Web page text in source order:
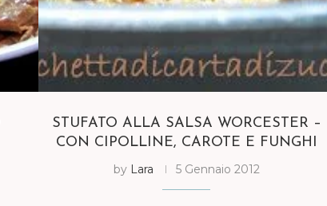
STUFATO ALLA SALSA WORCESTER –
CON CIPOLLINE, CAROTE E FUNGHI
by Lara 5 Gennaio 2012